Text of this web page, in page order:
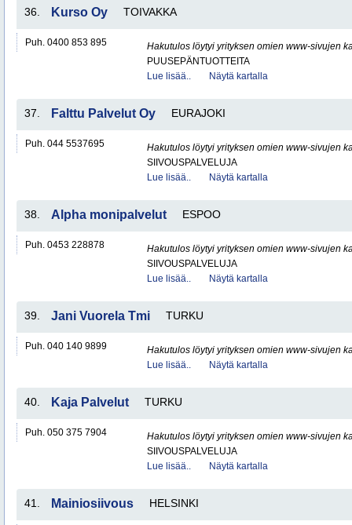
36. Kurso Oy TOIVAKKA
Puh. 0400 853 895
Hakutulos löytyi yrityksen omien www-sivujen
PUUSEPÄNTUOTTEITA
Lue lisää..
Näytä kartalla
37. Falttu Palvelut Oy EURAJOKI
Puh. 044 5537695
Hakutulos löytyi yrityksen omien www-sivujen
SIIVOUSPALVELUJA
Lue lisää..
Näytä kartalla
38. Alpha monipalvelut ESPOO
Puh. 0453 228878
Hakutulos löytyi yrityksen omien www-sivujen
SIIVOUSPALVELUJA
Lue lisää..
Näytä kartalla
39. Jani Vuorela Tmi TURKU
Puh. 040 140 9899
Hakutulos löytyi yrityksen omien www-sivujen
Lue lisää..
Näytä kartalla
40. Kaja Palvelut TURKU
Puh. 050 375 7904
Hakutulos löytyi yrityksen omien www-sivujen
SIIVOUSPALVELUJA
Lue lisää..
Näytä kartalla
41. Mainiosiivous HELSINKI